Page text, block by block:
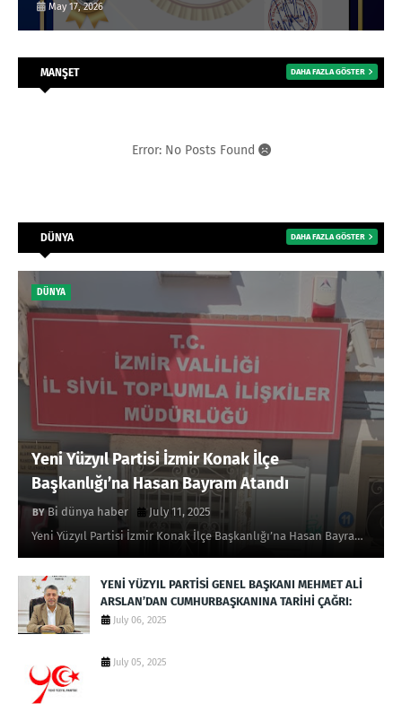
May 17, 2026
MANŞET DAHA FAZLA GÖSTER
Error: No Posts Found
DÜNYA DAHA FAZLA GÖSTER
DÜNYA
Yeni Yüzyıl Partisi İzmir Konak İlçe
Başkanlığı’na Hasan Bayram Atandı
Bi dünya haber
July 11, 2025
Yeni Yüzyıl Partisi İzmir Konak İlçe Başkanlığı’na Hasan Bayra…
YENİ YÜZYIL PARTİSİ GENEL BAŞKANI MEHMET ALİ
ARSLAN’DAN CUMHURBAŞKANINA TARİHİ ÇAĞRI:
July 06, 2025
July 05, 2025